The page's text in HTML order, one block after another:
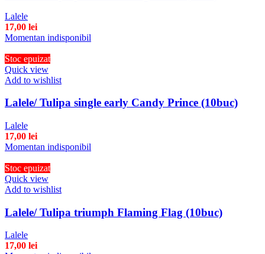
Lalele
17,00 lei
Momentan indisponibil
Stoc epuizat
Quick view
Add to wishlist
Lalele/ Tulipa single early Candy Prince (10buc)
Lalele
17,00 lei
Momentan indisponibil
Stoc epuizat
Quick view
Add to wishlist
Lalele/ Tulipa triumph Flaming Flag (10buc)
Lalele
17,00 lei